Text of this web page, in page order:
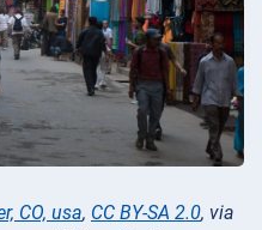
CO, usa, CC BY-SA 2.0, via